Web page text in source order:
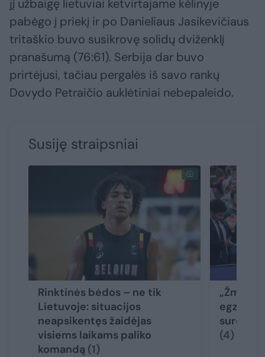
jį užbaigę lietuviai ketvirtajame kėlinyje
pabėgo į priekį ir po Danieliaus Jasikevičiaus
tritaškio buvo susikrovę solidų dviženklį
pranašumą (76:61). Serbija dar buvo
prirtėjusi, tačiau pergalės iš savo rankų
Dovydo Petraičio auklėtiniai nebepaleido.
Susiję straipsniai
Rinktinės bėdos – ne tik
Lietuvoje: situacijos
neapsikentęs žaidėjas
visiems laikams paliko
komandą (1)
(4)